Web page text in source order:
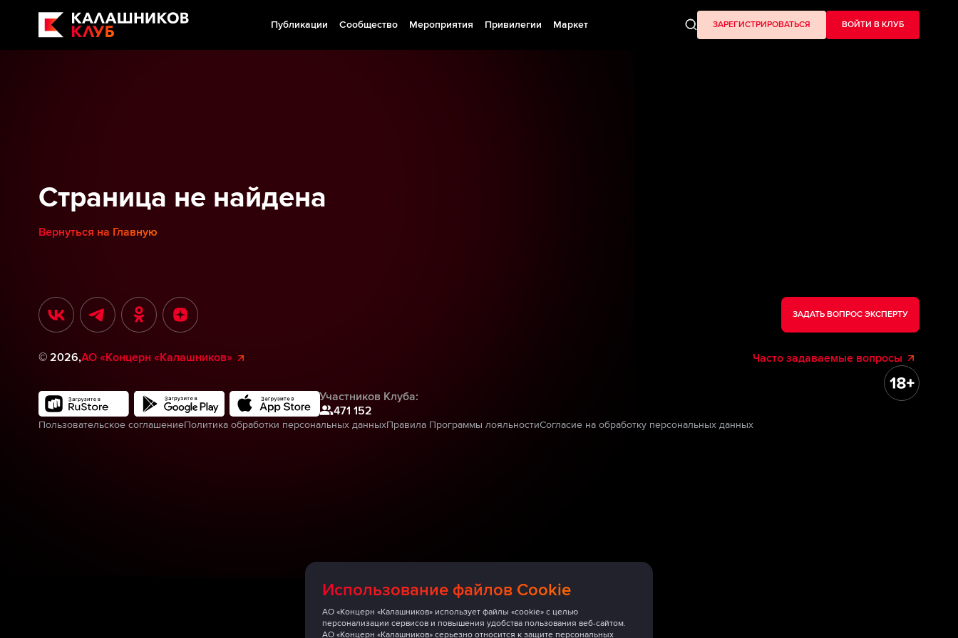
Публикации Сообщество Мероприятия Привилегии Маркет ЗАРЕГИСТРИРОВАТЬСЯ ВОЙТИ В КЛУБ
Использование файлов Cookie
АО «Концерн «Калашников» использует файлы «cookie» с целью
персонализации сервисов и повышения удобства пользования веб-сайтом.
АО «Концерн «Калашников» серьезно относится к защите персональных
Страница не найдена
Вернуться на Главную
ЗАДАТЬ ВОПРОС ЭКСПЕРТУ
© 2026,АО «Концерн «Калашников» Часто задаваемые вопросы
Участников Клуба:
471 152
Пользовательское соглашениеПолитика обработки персональных данныхПравила Программы лояльностиСогласие на обработку персональных данных